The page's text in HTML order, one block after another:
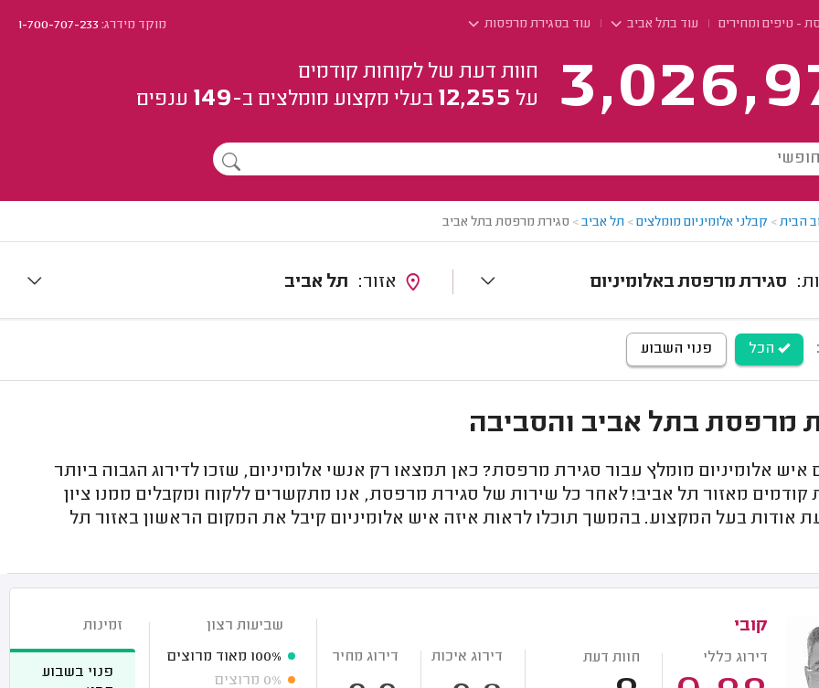
- טיפים ומחירים עוד בתל אביב עוד בסגירת מרפסות מוקד מידרג:1-700-707-233
חוות דעת של לקוחות קודמים
על 12,255 בעלי מקצוע מומלצים ב-149 ענפים
הבית> קבלני אלומיניום מומלצים> תל אביב> סגירת מרפסת בתל אביב
סגירת מרפסת באלומיניום תל אביב
הכל פנוי השבוע
מרפסת בתל אביב והסביבה
אלומיניום מומלץ עבור סגירת מרפסת? כאן תמצאו רק אנשי אלומיניום, שזכו לדירוג הגבוה ביותר
קודמים מאזור תל אביב! לאחר כל שירות של סגירת מרפסת, אנו מתקשרים ללקוח ומקבלים ממנו ציון
אודות בעל המקצוע. בהמשך תוכלו לראות איזה איש אלומיניום קיבל את המקום הראשון באזור תל
קובי
דירוג כללי חוות דעת דירוג איכות דירוג מחיר
שביעות רצון
100% מאוד מרוצים
0% מרוצים
זמינות
פנוי בשבוע